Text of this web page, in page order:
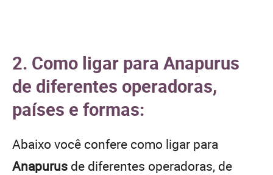
2. Como ligar para Anapurus
de diferentes operadoras,
países e formas:
Abaixo você confere como ligar para
Anapurus de diferentes operadoras, de